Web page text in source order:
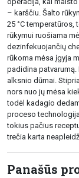
– karščiu. Šalto
25 °C
rūkymui ruošiama
dezinfekuojančių
rūkoma mėsa įgyja
padidina
alksnio dūmai.
nors nuo jų mėsa
todėl kadagio
proceso
tokius pačius
trečia karta
Panašūs